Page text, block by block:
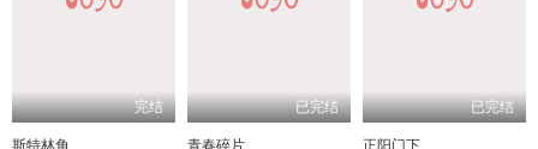
完结
斯特林角
已完结
青春碎片
已完结
正阳门下